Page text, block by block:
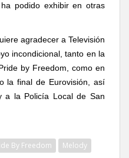
podido exhibir en otras
agradecer a Televisión
incondicional, tanto en la
by Freedom, como en
la final de Eurovisión, así
a la Policía Local de San
By Freedom Melody